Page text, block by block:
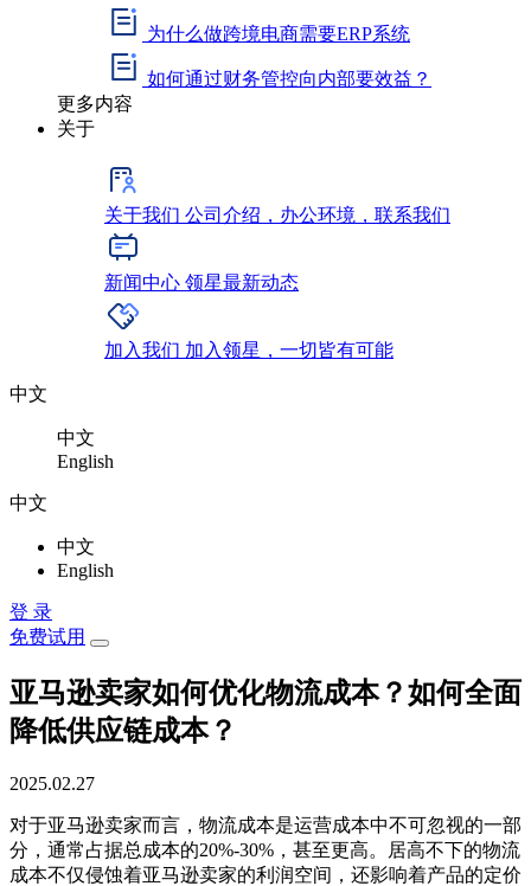
为什么做跨境电商需要ERP系统
如何通过财务管控向内部要效益？
更多内容
关于
关于我们 公司介绍，办公环境，联系我们
新闻中心 领星最新动态
加入我们 加入领星，一切皆有可能
中文
中文
English
中文
中文
English
登 录
免费试用
亚马逊卖家如何优化物流成本？如何全面
降低供应链成本？
2025.02.27
对于亚马逊卖家而言，物流成本是运营成本中不可忽视的一部
分，通常占据总成本的20%-30%，甚至更高。居高不下的物流
成本不仅侵蚀着亚马逊卖家的利润空间，还影响着产品的定价